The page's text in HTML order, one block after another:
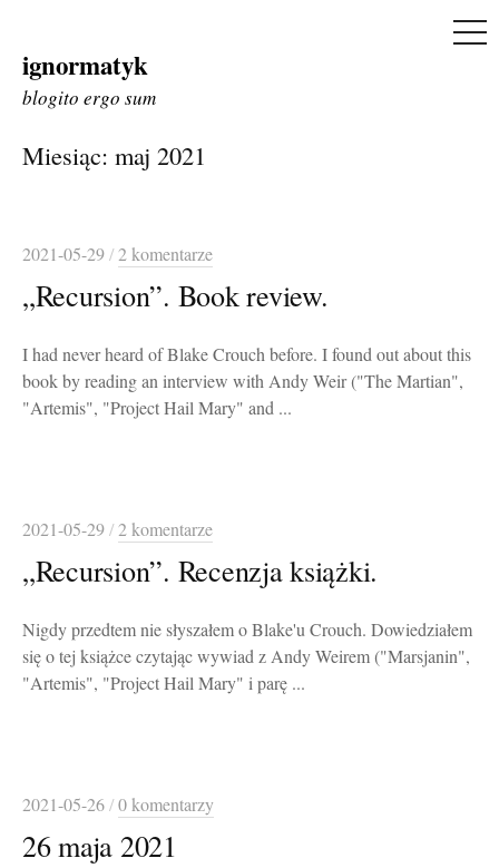
Skip
to
ignormatyk
blogito ergo sum
Miesiąc: maj 2021
2021-05-29/2 komentarze
„Recursion”. Book review.
I had never heard of Blake Crouch before. I found out about this
book by reading an interview with Andy Weir ("The Martian",
"Artemis", "Project Hail Mary" and ...
2021-05-29/2 komentarze
„Recursion”. Recenzja książki.
Nigdy przedtem nie słyszałem o Blake'u Crouch. Dowiedziałem
się o tej książce czytając wywiad z Andy Weirem ("Marsjanin",
"Artemis", "Project Hail Mary" i parę ...
2021-05-26/0 komentarzy
26 maja 2021